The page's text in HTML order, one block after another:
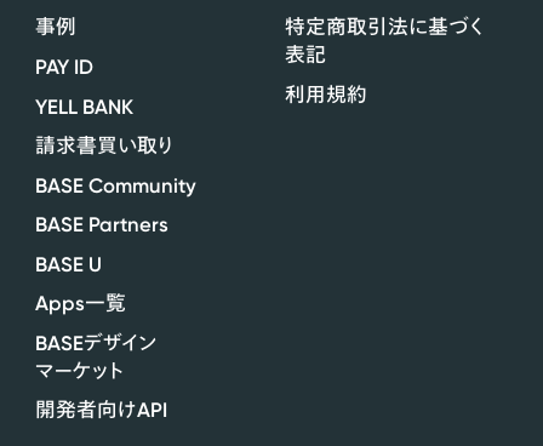
事例
PAY ID
YELL BANK
請求書買い取り
BASE Community
BASE Partners
BASE U
Apps一覧
BASEデザイン
マーケット
開発者向けAPI
特定商取引法に基づく
表記
利用規約